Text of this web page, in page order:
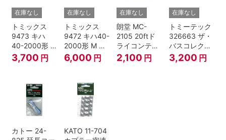
在庫なし
トミックス
9473 キハ
40-2000形 T
Nゲージ
3,700 円
在庫なし
トミックス
9472 キハ40-
2000形 M N
ゲージ
6,000 円
在庫なし
朗堂 MC-
2105 20ftド
ライコンテナ
タイプ
TRANCY
2,100 円
在庫なし
トミーテック
326663 ザ・
バスコレクシ
ョン 西日本鉄
道・九州産交
3,200 円
カトー 24-
KATO 11-704